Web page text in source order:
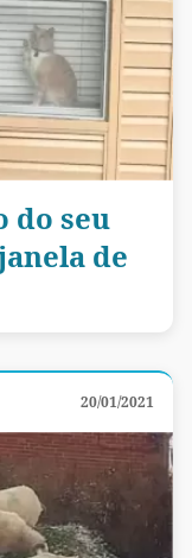
do seu
de
20/01/2021